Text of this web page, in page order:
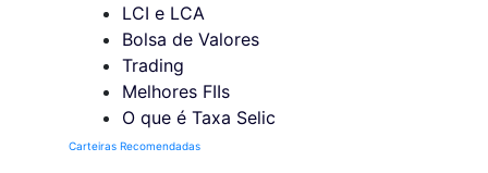
LCI e LCA
Bolsa de Valores
Trading
Melhores FIIs
O que é Taxa Selic
Carteiras Recomendadas